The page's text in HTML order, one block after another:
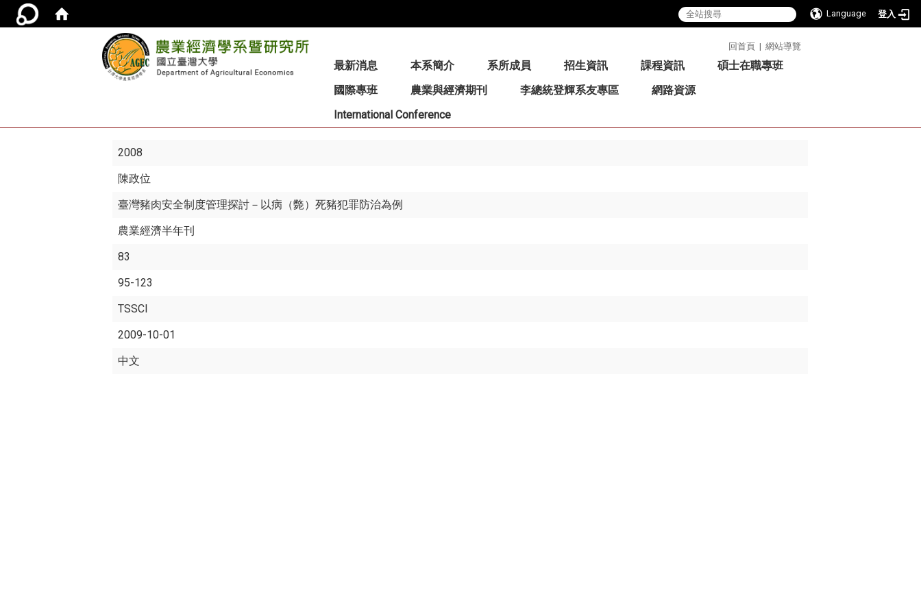
Language 登入
回首頁 | 網站導覽
最新消息 本系簡介 系所成員 招生資訊 課程資訊
碩士在職專班
國際專班
農業與經濟期刊 李總統登輝系友專區
網路資源
International Conference
2008
陳政位
臺灣豬肉安全制度管理探討－以病（斃）死豬犯罪防治為例
農業經濟半年刊
83
95-123
TSSCI
2009-10-01
中文